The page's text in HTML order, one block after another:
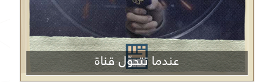
عندما تتحوّل قناة